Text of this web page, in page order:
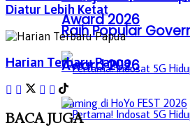
Award 2026
Raih Popular
Award 2026
Diatur Lebih Ketat
Harian Terbaru Papua
BACAJUGA